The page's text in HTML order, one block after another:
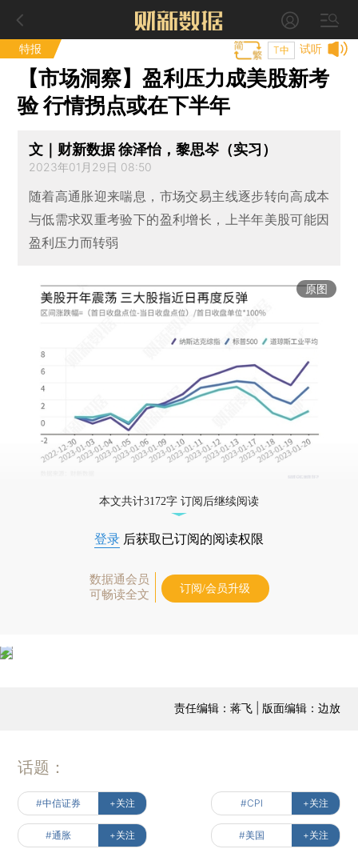
特报 试听
T中
【市场洞察】盈利压力成美股新考
验 行情拐点或在下半年
文｜财新数据 徐泽怡，黎思岑（实习）
2023年01月29日 08:50
随着高通胀迎来喘息，市场交易主线逐步转向高成本
与低需求双重考验下的盈利增长，上半年美股可能因
盈利压力而转弱
原图
本文共计3172字 订阅后继续阅读
登录 后获取已订阅的阅读权限
数据通会员
可畅读全文
订阅/会员升级
责任编辑：蒋飞 | 版面编辑：边放
话题：
#中信证券 +关注 #CPI +关注
#通胀 +关注 #美国 +关注